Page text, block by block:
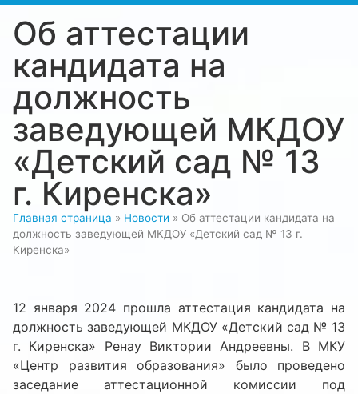
Об аттестации
кандидата на
должность
заведующей МКДОУ
«Детский сад № 13
г. Киренска»
Главная страница » Новости » Об аттестации кандидата на
должность заведующей МКДОУ «Детский сад № 13 г.
Киренска»
12 января 2024 прошла аттестация кандидата на
должность заведующей МКДОУ «Детский сад № 13
г. Киренска» Ренау Виктории Андреевны. В МКУ
«Центр развития образования» было проведено
заседание аттестационной комиссии под